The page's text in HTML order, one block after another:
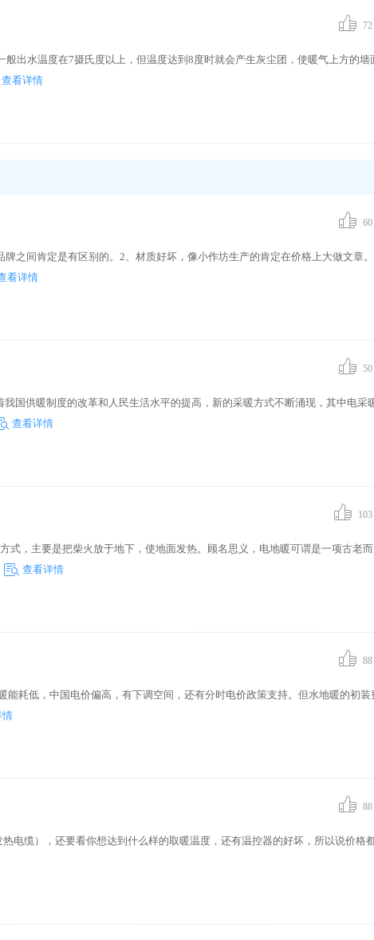
72
出水温度在7摄氏度以上，但温度达到8度时就会产生灰尘团，使暖气上方的墙
查看详情
60
之间肯定是有区别的。2、材质好坏，像小作坊生产的肯定在价格上大做文章。
看详情
50
国供暖制度的改革和人民生活水平的提高，新的采暖方式不断涌现，其中电采
查看详情
103
式，主要是把柴火放于地下，使地面发热。顾名思义，电地暖可谓是一项古老
查看详情
88
能耗低，中国电价偏高，有下调空间，还有分时电价政策支持。但水地暖的初装
情
88
电缆），还要看你想达到什么样的取暖温度，还有温控器的好坏，所以说价格